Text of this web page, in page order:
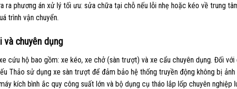
ra phương án xử lý tối ưu: sửa chữa tại chỗ nếu lỗi nhẹ hoặc kéo về trung
trình vận chuyển.
và chuyên dụng
cứu hộ bao gồm: xe kéo, xe chở (sàn trượt) và xe cẩu chuyên dụng. Đối
Thảo sử dụng xe sàn trượt để đảm bảo hệ thống truyền động không bị ảnh
kích bình ắc quy công suất lớn và bộ dụng cụ tháo lắp lốp chuyên nghiệp